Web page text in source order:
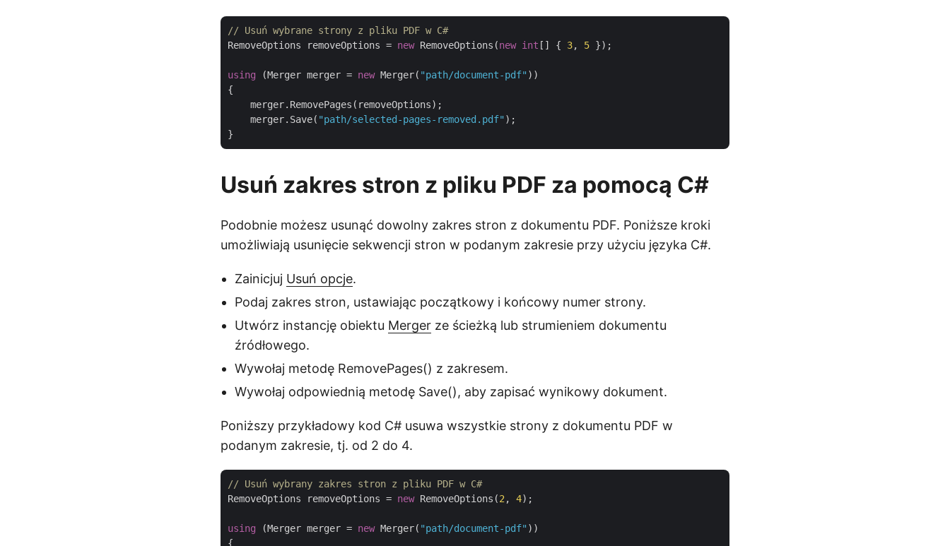
// Usuń wybrane strony z pliku PDF w C#
RemoveOptions removeOptions = new RemoveOptions(new int [] { 3, 5 });
using (Merger merger = new Merger( "path/document-pdf" ))
{
    merger.RemovePages(removeOptions);
    merger.Save(
"path/selected-pages-removed.pdf" );
Usuń zakres stron z pliku PDF za pomocą C#
Podobnie możesz usunąć dowolny zakres stron z dokumentu PDF. Poniższe kroki
umożliwiają usunięcie sekwencji stron w podanym zakresie przy użyciu języka C#.
Zainicjuj Usuń opcje.
Podaj zakres stron, ustawiając początkowy i końcowy numer strony.
Utwórz instancję obiektu Merger ze ścieżką lub strumieniem dokumentu
źródłowego.
Wywołaj metodę RemovePages() z zakresem.
Wywołaj odpowiednią metodę Save(), aby zapisać wynikowy dokument.
Poniższy przykładowy kod C# usuwa wszystkie strony z dokumentu PDF w
podanym zakresie, tj. od 2 do 4.
// Usuń wybrany zakres stron z pliku PDF w C#
RemoveOptions removeOptions = new RemoveOptions(2 , 4);
using (Merger merger = new Merger( "path/document-pdf" ))
{